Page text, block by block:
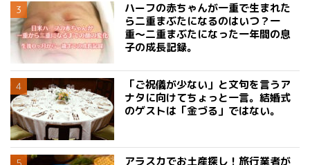
ハーフの赤ちゃんが一重で生まれた
ら二重まぶたになるのはいつ？一
重〜二重まぶたになった一年間の息
子の成長記録。
「ご祝儀が少ない」と文句を言うア
ナタに向けてちょっと一言。結婚式
のゲストは「金づる」ではない。
アラスカでお土産探し！旅行業者が